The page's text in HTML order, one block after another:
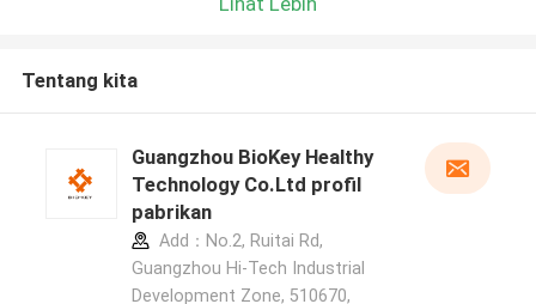
Tentang kita
Guangzhou BioKey Healthy
Technology Co.Ltd profil
pabrikan
Add：No.2, Ruitai Rd,
Guangzhou Hi-Tech Industrial
Development Zone, 510670,